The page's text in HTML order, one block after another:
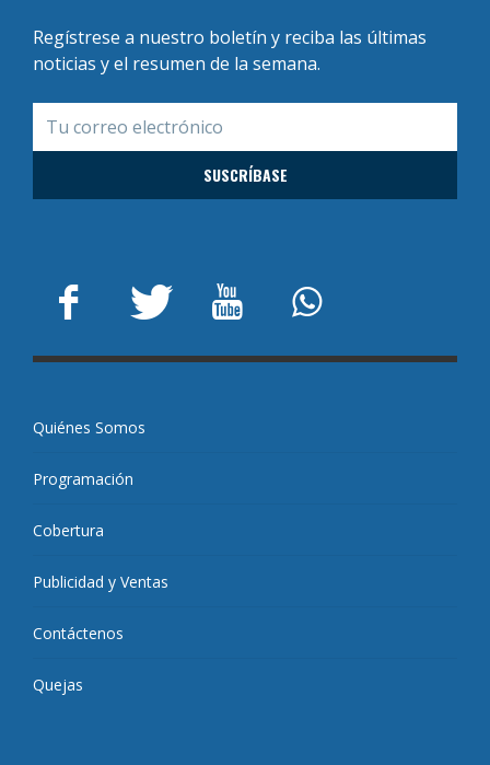
Regístrese a nuestro boletín y reciba las últimas
noticias y el resumen de la semana.
Quiénes Somos
Programación
Cobertura
Publicidad y Ventas
Contáctenos
Quejas